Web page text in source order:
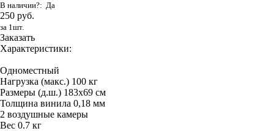
В наличии?: Да
250 руб.
за 1шт.
Заказать
Характеристики:
Одноместный
Нагрузка (макс.) 100 кг
Размеры (д.ш.) 183х69 см
Толщина винила 0,18 мм
2 воздушные камеры
Вес 0.7 кг